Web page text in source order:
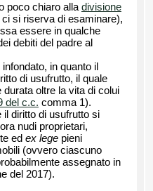
poco chiaro alla divisione
si riserva di esaminare),
essere in qualche
debiti del padre al
in quanto il
di usufrutto, il quale
oltre la vita di colui
del c.c. comma 1).
il diritto di usufrutto si
nudi proprietari,
ed ex lege pieni
(ovvero ciascuno
assegnato in
del 2017).